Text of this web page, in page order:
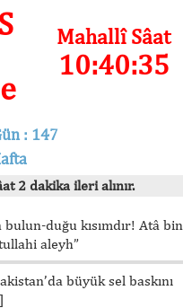
Mahallî Sâat
10:40:35
: 147
2 dakika ileri alınır.
duğu kısımdır! Atâ bin
aleyh”
büyük sel baskını